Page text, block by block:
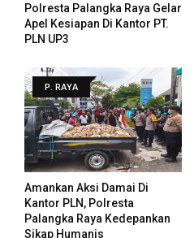
Polresta Palangka Raya Gelar
Apel Kesiapan Di Kantor PT.
PLN UP3
P. RAYA
Amankan Aksi Damai Di
Kantor PLN, Polresta
Palangka Raya Kedepankan
Sikap Humanis